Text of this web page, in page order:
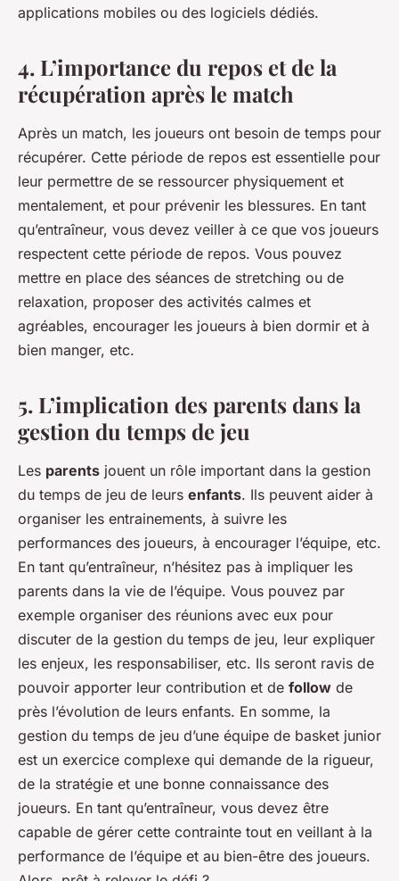
applications mobiles ou des logiciels dédiés.
4. L’importance du repos et de la
récupération après le match
Après un match, les joueurs ont besoin de temps pour
récupérer. Cette période de repos est essentielle pour
leur permettre de se ressourcer physiquement et
mentalement, et pour prévenir les blessures. En tant
qu’entraîneur, vous devez veiller à ce que vos joueurs
respectent cette période de repos. Vous pouvez
mettre en place des séances de stretching ou de
relaxation, proposer des activités calmes et
agréables, encourager les joueurs à bien dormir et à
bien manger, etc.
5. L’implication des parents dans la
gestion du temps de jeu
Les parents jouent un rôle important dans la gestion
du temps de jeu de leurs enfants. Ils peuvent aider à
organiser les entrainements, à suivre les
performances des joueurs, à encourager l’équipe, etc.
En tant qu’entraîneur, n’hésitez pas à impliquer les
parents dans la vie de l’équipe. Vous pouvez par
exemple organiser des réunions avec eux pour
discuter de la gestion du temps de jeu, leur expliquer
les enjeux, les responsabiliser, etc. Ils seront ravis de
pouvoir apporter leur contribution et de follow de
près l’évolution de leurs enfants. En somme, la
gestion du temps de jeu d’une équipe de basket junior
est un exercice complexe qui demande de la rigueur,
de la stratégie et une bonne connaissance des
joueurs. En tant qu’entraîneur, vous devez être
capable de gérer cette contrainte tout en veillant à la
performance de l’équipe et au bien-être des joueurs.